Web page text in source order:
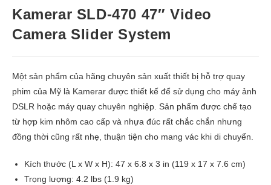
Kamerar SLD-470 47″ Video
Camera Slider System
Một sản phẩm của hãng chuyên sản xuất thiết bị hỗ trợ quay
phim của Mỹ là Kamerar được thiết kế để sử dụng cho máy ảnh
DSLR hoặc máy quay chuyên nghiệp. Sản phẩm được chế tạo
từ hợp kim nhôm cao cấp và nhựa đúc rất chắc chắn nhưng
đồng thời cũng rất nhẹ, thuận tiện cho mang vác khi di chuyển.
Kích thước (L x W x H): 47 x 6.8 x 3 in (119 x 17 x 7.6 cm)
Trọng lượng: 4.2 lbs (1.9 kg)